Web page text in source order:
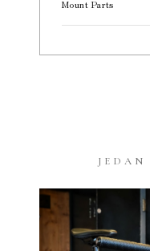
Mount Parts